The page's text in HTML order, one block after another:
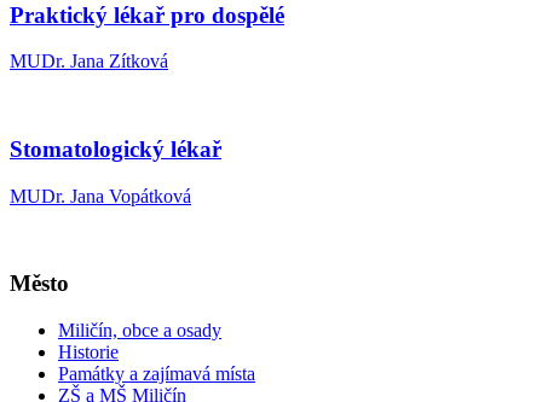
Praktický lékař pro dospělé
MUDr. Jana Zítková
Stomatologický lékař
MUDr. Jana Vopátková
Město
Miličín, obce a osady
Historie
Památky a zajímavá místa
ZŠ a MŠ Miličín